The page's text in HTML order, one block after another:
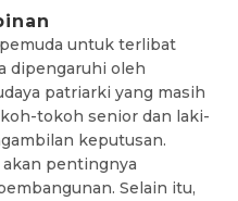
untuk terlibat
dipengaruhi oleh
patriarki yang masih
tokoh senior dan laki-
keputusan.
akan pentingnya
Selain itu,